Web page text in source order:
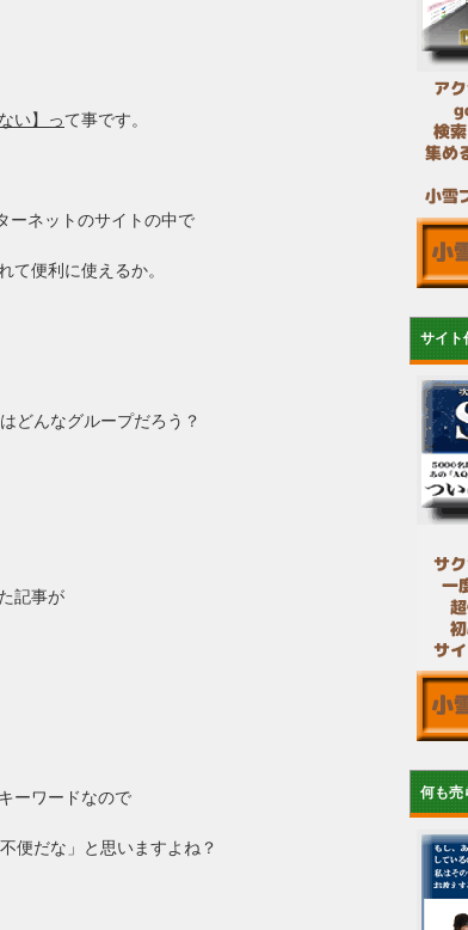
い】って事です。
ーネットのサイトの中で
て便利に使えるか。
どんなグループだろう？
記事が
ーワードなので
便だな」と思いますよね？
サイト
何も売